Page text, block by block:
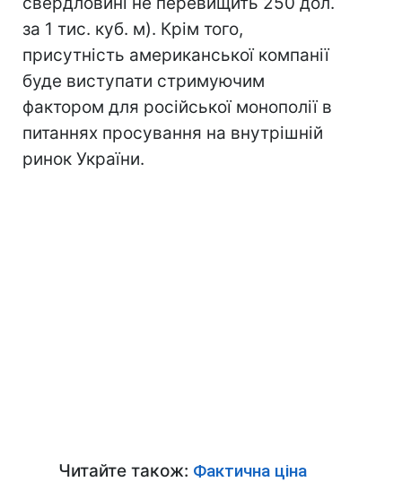
за 1 тис. куб. м). Крім того,
присутність американської компанії
буде виступати стримуючим
фактором для російської монополії в
питаннях просування на внутрішній
ринок України.
Читайте також: Фактична ціна